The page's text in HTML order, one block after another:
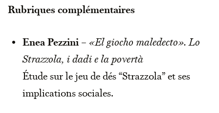
Rubriques complémentaires
Enea Pezzini – «El giocho maledecto». Lo
Strazzola, i dadi e la povertà
Étude sur le jeu de dés “Strazzola” et ses
implications sociales.